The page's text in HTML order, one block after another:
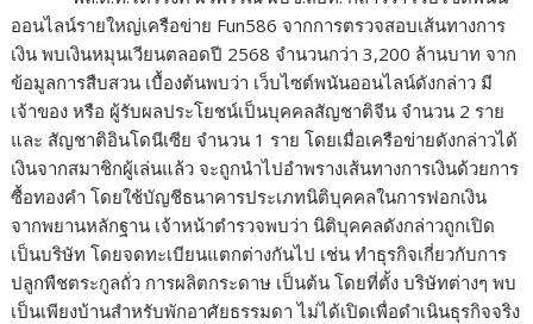
ออนไลน์รายใหญ่เครือข่าย Fun586 จากการตรวจสอบเส้นทางการ
เงิน พบเงินหมุนเวียนตลอดปี 2568 จำนวนกว่า 3,200 ล้านบาท จาก
ข้อมูลการสืบสวน เบื้องต้นพบว่า เว็บไซต์พนันออนไลน์ดังกล่าว มี
เจ้าของ หรือ ผู้รับผลประโยชน์เป็นบุคคลสัญชาติจีน จำนวน 2 ราย
และ สัญชาติอินโดนีเซีย จำนวน 1 ราย โดยเมื่อเครือข่ายดังกล่าวได้
เงินจากสมาชิกผู้เล่นแล้ว จะถูกนำไปอำพรางเส้นทางการเงินด้วยการ
ซื้อทองคำ โดยใช้บัญชีธนาคารประเภทนิติบุคคลในการฟอกเงิน
จากพยานหลักฐาน เจ้าหน้าตำรวจพบว่า นิติบุคคลดังกล่าวถูกเปิด
เป็นบริษัท โดยจดทะเบียนแตกต่างกันไป เช่น ทำธุรกิจเกี่ยวกับการ
ปลูกพืชตระกูลถั่ว การผลิตกระดาษ เป็นต้น โดยที่ตั้ง บริษัทต่างๆ พบ
เป็นเพียงบ้านสำหรับพักอาศัยธรรมดา ไม่ได้เปิดเพื่อดำเนินธุรกิจจริง